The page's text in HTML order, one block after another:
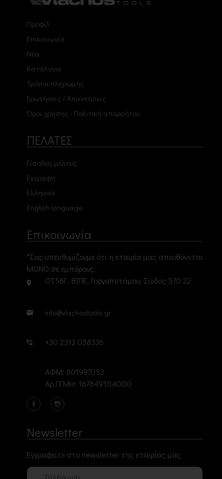
Προφίλ
Επικοινωνία
Νέα
Κατάλογοι
Τρόποι πληρωμής
Ερωτήσεις / Απαντήσεις
Όροι χρήσης - Πολιτική απορρήτου
ΠΕΛΑΤΕΣ
Είσοδος μέλους
Εγγραφή
Ελληνικά
English language
Επικοινωνία
*Σας υπενθυμίζουμε ότι η εταιρία μας απευθύνεται
ΜΟΝΟ σε εμπόρους.
ΟΤ56Γ, ΒΙΠΕ, Γοργοποτάμου, Σίνδος 570 22
info@vlachostools.gr
+30 2313 058336
ΑΦΜ: 801997053
Αρ.ΓΕΜΗ: 167849104000
Newsletter
Εγγραφείτε στο newsletter της εταιρίας μας